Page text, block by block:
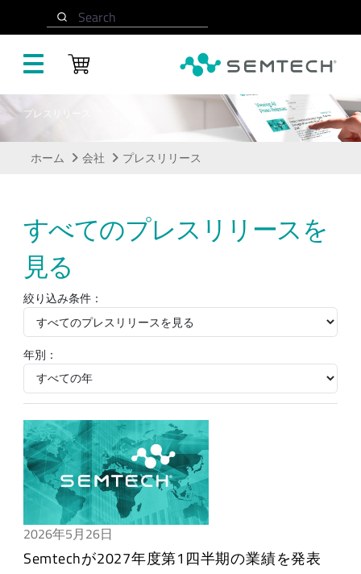
Search
プレスリリース
ホーム 会社 プレスリリース
すべてのプレスリリースを
見る
絞り込み条件：
年別：
2026年5月26日
Semtechが2027年度第1四半期の業績を発表